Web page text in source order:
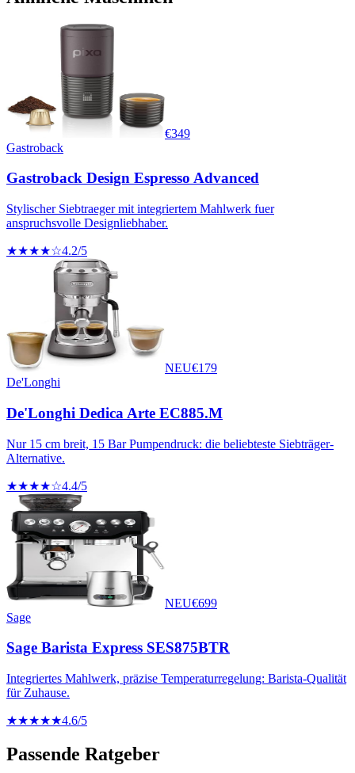
€349
Gastroback
Gastroback Design Espresso Advanced
Stylischer Siebtraeger mit integriertem Mahlwerk fuer
anspruchsvolle Designliebhaber.
★★★★☆4.2/5
NEU€179
De'Longhi
De'Longhi Dedica Arte EC885.M
Nur 15 cm breit, 15 Bar Pumpendruck: die beliebteste Siebträger-
Alternative.
★★★★☆4.4/5
NEU€699
Sage
Sage Barista Express SES875BTR
Integriertes Mahlwerk, präzise Temperaturregelung: Barista-Qualität
für Zuhause.
★★★★★4.6/5
Passende Ratgeber